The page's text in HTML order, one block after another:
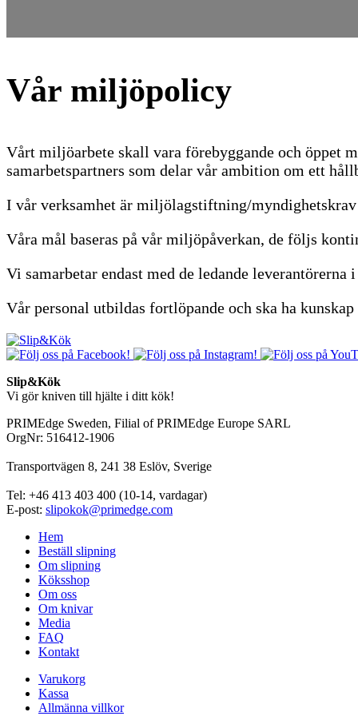
Vår miljöpolicy
Vårt miljöarbete skall vara förebyggande och öppet
samarbetspartners som delar vår ambition om ett
I vår verksamhet är miljölagstiftning/
Våra mål baseras på vår miljöpåverkan, de följs
Vi samarbetar endast med de ledande
Vår personal utbildas fortlöpande och ska ha
Slip&Kök
Vi gör kniven till hjälte i ditt kök!
PRIMEdge Sweden, Filial of PRIMEdge Europe SARL
OrgNr: 516412-1906
Transportvägen 8, 241 38 Eslöv, Sverige
Tel: +46 413 403 400 (10-14, vardagar)
E-post: slipokok@primedge.com
Hem
Beställ slipning
Om slipning
Köksshop
Om oss
Om knivar
Media
FAQ
Kontakt
Varukorg
Kassa
Allmänna villkor